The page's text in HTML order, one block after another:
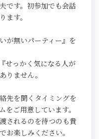
です。初参加でも会話
ます。
が無いパーティー』を
せっかく気になる人が
りません。
先を聞くタイミングを
ご用意しています。
されるのを待つのも貴
お楽しみください。